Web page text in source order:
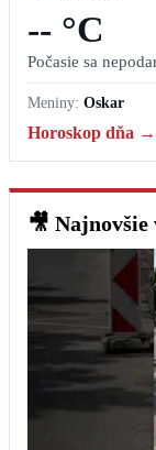
-- °C
Počasie sa
Meniny: Oskar
Horoskop dňa →
🎥 Najnovšie